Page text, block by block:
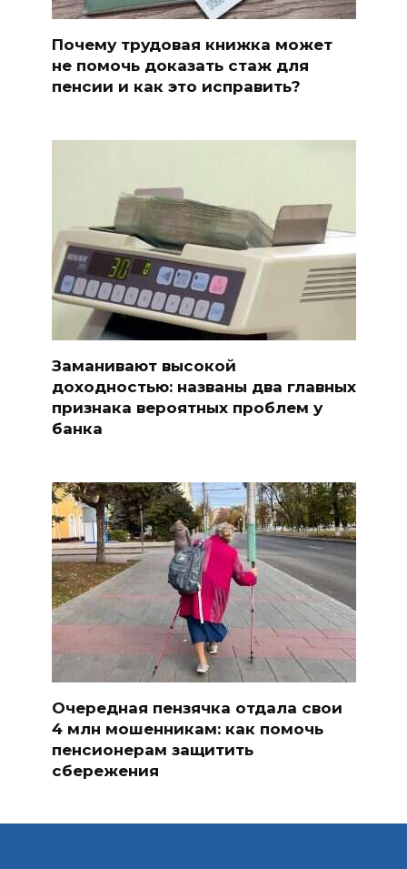
Почему трудовая книжка может
не помочь доказать стаж для
пенсии и как это исправить?
Заманивают высокой
доходностью: названы два главных
признака вероятных проблем у
банка
Очередная пензячка отдала свои
4 млн мошенникам: как помочь
пенсионерам защитить
сбережения